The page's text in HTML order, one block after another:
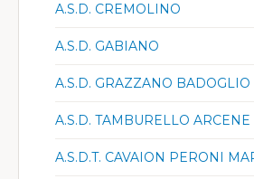
A.S.D. CREMOLINO
A.S.D. GABIANO
A.S.D. GRAZZANO BADOGLIO
A.S.D. TAMBURELLO ARCENE
A.S.D.T. CAVAION PERONI